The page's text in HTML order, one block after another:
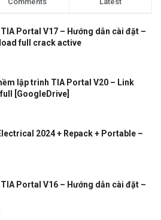
Portal V17 – Hướng dẫn cài đặt –
full crack active
lập trình TIA Portal V20 – Link
[GoogleDrive]
2024 + Repack + Portable –
Portal V16 – Hướng dẫn cài đặt –